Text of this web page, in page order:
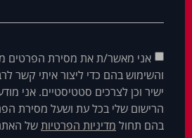
אני מאשר/ת את מסירת הפרטים
והשימוש בהם כדי ליצור איתי קשר
ישיר וכן לצרכים סטטיסטיים. אני
הרישום שלי בכל עת ושעל מסירת
בהם תחול מדיניות הפרטיות של